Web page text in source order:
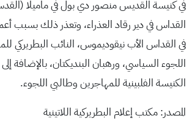
في كنيسة القديس منصور دي بول في ماميلا
القداس في دير رقاد العذراء، وتعذر ذلك بسبب
في القداس الأب نيقوديموس، النائب البطريركي
اللجوء السياسي، ورهبان البنديكتان، بالإضافة
الكنيسة الفلبينية للمهاجرين وطالبي اللجوء.
المصدر: مكتب إعلام البطريركية اللاتينية